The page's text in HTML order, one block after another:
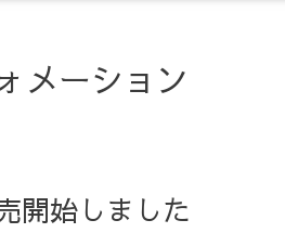
メーション
開始しました